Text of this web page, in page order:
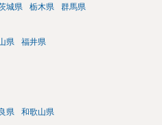
城県 栃木県 群馬県
県 福井県
県 和歌山県